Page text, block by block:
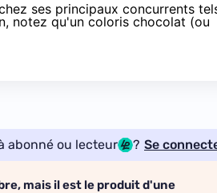
ses principaux concurrents
notez qu'un coloris chocolat (ou
abonné ou lecteur ? Se
mais il est le produit d'une